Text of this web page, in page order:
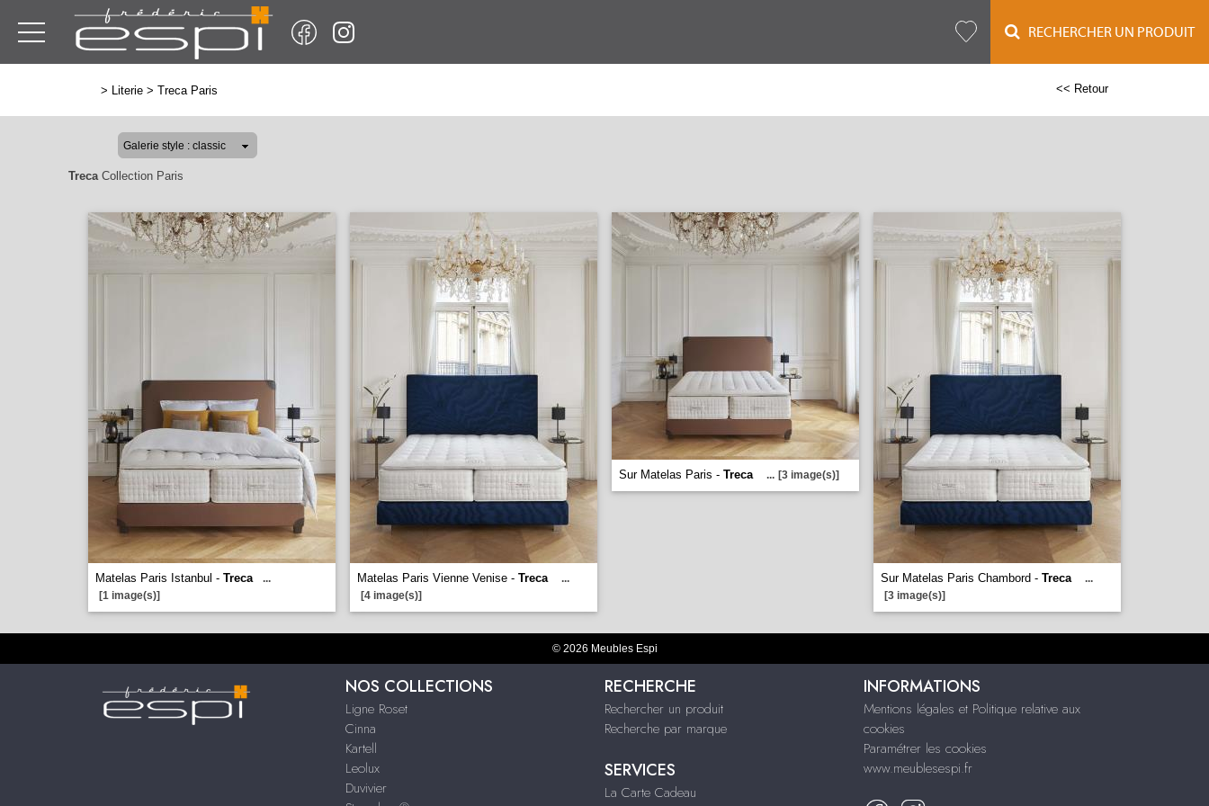
RECHERCHER UN PRODUIT
> Literie > Treca Paris << Retour
TrecaCollection Paris
Matelas Paris Istanbul - Treca
...
[1 image(s)]
Matelas Paris Vienne Venise - Treca
...
[4 image(s)]
Sur Matelas Paris - Treca ... [3 image(s)]
Sur Matelas Paris Chambord - Treca
...
[3 image(s)]
© 2026 Meubles Espi
NOS COLLECTIONS
Ligne Roset
Cinna
Kartell
Leolux
Duvivier
RECHERCHE
Rechercher un produit
Recherche par marque
SERVICES
La Carte Cadeau
INFORMATIONS
Mentions légales et Politique relative aux
cookies
Paramétrer les cookies
www.meublesespi.fr